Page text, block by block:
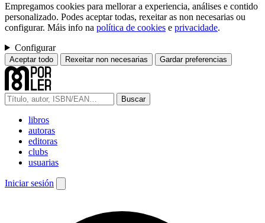
Empregamos cookies para mellorar a experiencia, análises e contido
personalizado. Podes aceptar todas, rexeitar as non necesarias ou
configurar. Máis info na política de cookies e privacidade.
Configurar
Aceptar todo Rexeitar non necesarias Gardar preferencias
Buscar
libros
autoras
editoras
clubs
usuarias
Iniciar sesión